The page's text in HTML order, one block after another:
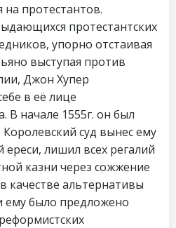
протестантов.
протестантских
упорно отстаивая
выступая против
Джон Хупер
в её лице
В начале 1555г. он был
суд вынес ему
лишил всех регалий
казни через сожжение
качестве альтернативы
ему было предложено